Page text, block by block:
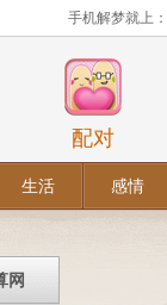
手机解梦就上：
配对
生活 感情